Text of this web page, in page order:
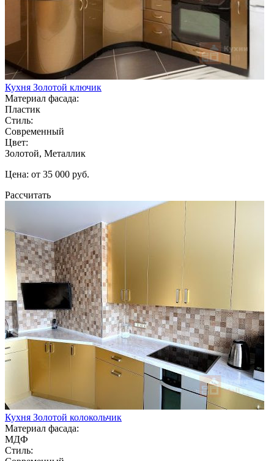
Кухня Золотой ключик
Материал фасада:
Пластик
Стиль:
Современный
Цвет:
Золотой, Металлик
Цена: от 35 000 руб.
Рассчитать
Кухня Золотой колокольчик
Материал фасада:
МДФ
Стиль: